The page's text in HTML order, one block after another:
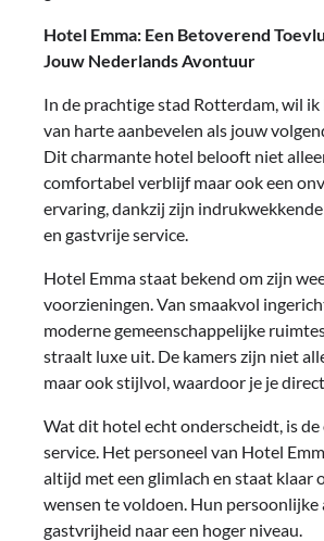
Hotel Emma: Een Betoverend
Jouw Nederlands Avontuur
In de prachtige stad Rotterdam, wil
van harte aanbevelen als jouw
Dit charmante hotel belooft niet
comfortabel verblijf maar ook een
ervaring, dankzij zijn
en gastvrije service.
Hotel Emma staat bekend om zijn
voorzieningen. Van smaakvol
moderne gemeenschappelijke
straalt luxe uit. De kamers zijn niet
maar ook stijlvol, waardoor je je
Wat dit hotel echt onderscheidt, is
service. Het personeel van Hotel
altijd met een glimlach en staat klaar
wensen te voldoen. Hun
gastvrijheid naar een hoger niveau.